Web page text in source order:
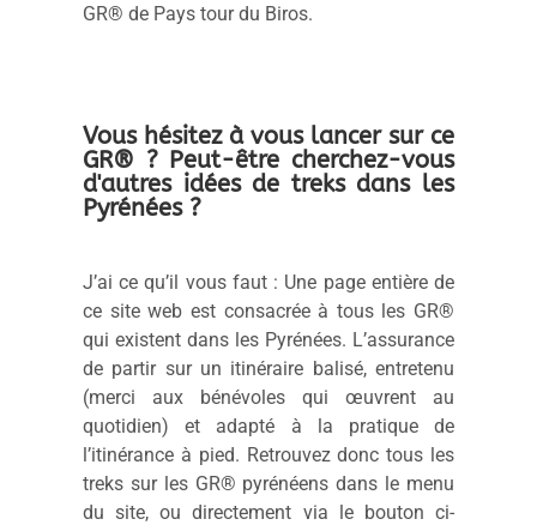
GR® de Pays tour du Biros.
Vous hésitez à vous lancer sur ce
GR® ? Peut-être cherchez-vous
d'autres idées de treks dans les
Pyrénées ?
J’ai ce qu’il vous faut : Une page entière de
ce site web est consacrée à tous les GR®
qui existent dans les Pyrénées. L’assurance
de partir sur un itinéraire balisé, entretenu
(merci aux bénévoles qui œuvrent au
quotidien) et adapté à la pratique de
l’itinérance à pied. Retrouvez donc tous les
treks sur les GR® pyrénéens dans le menu
du site, ou directement via le bouton ci-